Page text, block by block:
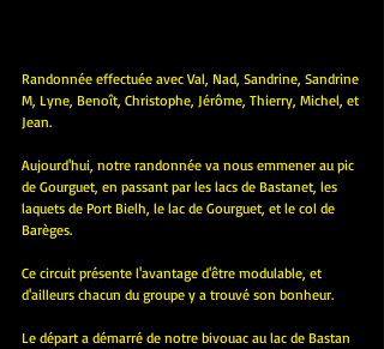
Randonnée effectuée avec Val, Nad, Sandrine, Sandrine
M, Lyne, Benoît, Christophe, Jérôme, Thierry, Michel, et
Jean.
Aujourd'hui, notre randonnée va nous emmener au pic
de Gourguet, en passant par les lacs de Bastanet, les
laquets de Port Bielh, le lac de Gourguet, et le col de
Barèges.
Ce circuit présente l'avantage d'être modulable, et
d'ailleurs chacun du groupe y a trouvé son bonheur.
Le départ a démarré de notre bivouac au lac de Bastan